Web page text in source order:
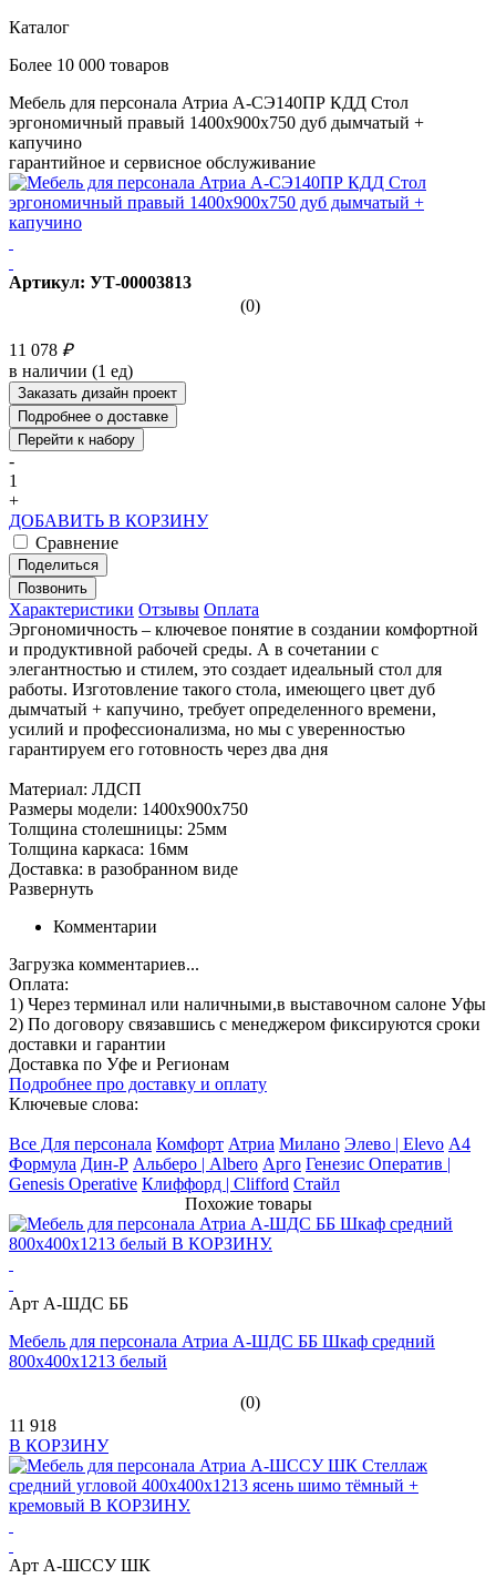
Каталог
Более 10 000 товаров
Мебель для персонала Атриа А-СЭ140ПР КДД Стол
эргономичный правый 1400х900х750 дуб дымчатый +
капучино
гарантийное и сервисное обслуживание
Артикул: УТ-00003813
(0)
11 078 ₽
в наличии (1 ед)
Заказать дизайн проект
Подробнее о доставке
Перейти к набору
-
1
+
ДОБАВИТЬ В КОРЗИНУ
Сравнение
Поделиться
Позвонить
Характеристики Отзывы Оплата
Эргономичность – ключевое понятие в создании комфортной
и продуктивной рабочей среды. А в сочетании с
элегантностью и стилем, это создает идеальный стол для
работы. Изготовление такого стола, имеющего цвет дуб
дымчатый + капучино, требует определенного времени,
усилий и профессионализма, но мы с уверенностью
гарантируем его готовность через два дня
Материал: ЛДСП
Размеры модели: 1400х900х750
Толщина столешницы: 25мм
Толщина каркаса: 16мм
Доставка: в разобранном виде
Развернуть
Комментарии
Загрузка комментариев...
Оплата:
1) Через терминал или наличными,в выставочном салоне Уфы
2) По договору связавшись с менеджером фиксируются сроки
доставки и гарантии
Доставка по Уфе и Регионам
Подробнее про доставку и оплату
Ключевые слова:
Все Для персонала Комфорт Атриа Милано Элево | Elevo А4
Формула Дин-Р Альберо | Albero Арго Генезис Оператив |
Genesis Operative Клиффорд | Clifford Стайл
Похожие товары
Арт А-ШДС ББ
Мебель для персонала Атриа А-ШДС ББ Шкаф средний
800х400х1213 белый
(0)
11 918
В КОРЗИНУ
Арт А-ШССУ ШК